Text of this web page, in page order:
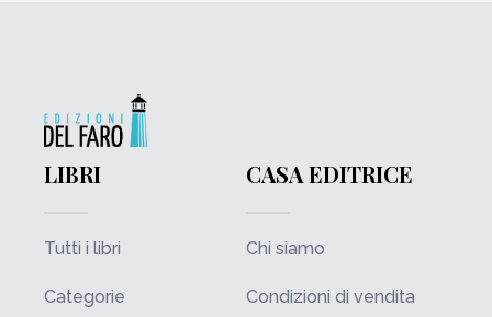
LIBRI
Tutti i libri
Categorie
CASA EDITRICE
Chi siamo
Condizioni di vendita